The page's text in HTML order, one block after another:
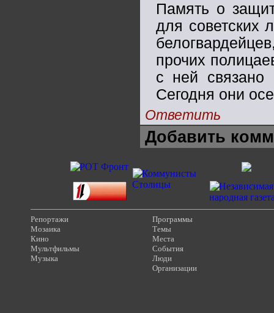
Память о
для советских
прочих
с ней связано
Сегодня они
Ответить
Добавить
Репортажи
Мозаика
Кино
Мультфильмы
Музыка
Программы
Темы
Места
События
Люди
Организации